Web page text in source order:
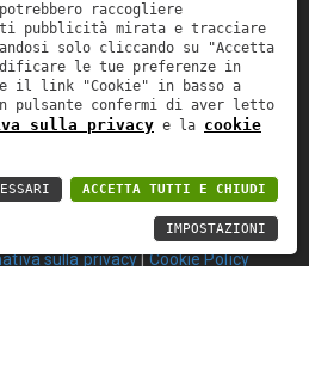
GAS
RISCALDAMENTO
CONDIZIONAMENTO
ANTINCENDIO
| REA: VR-344690 | Cap.
sulla privacy|Cookie Policy
raccogliere
pubblicità mirata e tracciare
solo cliccando su "Accetta
le tue preferenze in
il link "Cookie" in basso a
pulsante confermi di aver letto
sulla privacy e la cookie
ACCETTA TUTTI E CHIUDI
IMPOSTAZIONI